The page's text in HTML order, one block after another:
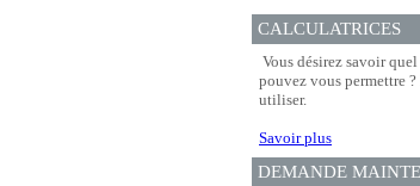
CALCULATRICES
Vous désirez savoir
pouvez vous permettre
utiliser.
Savoir plus
DEMANDE